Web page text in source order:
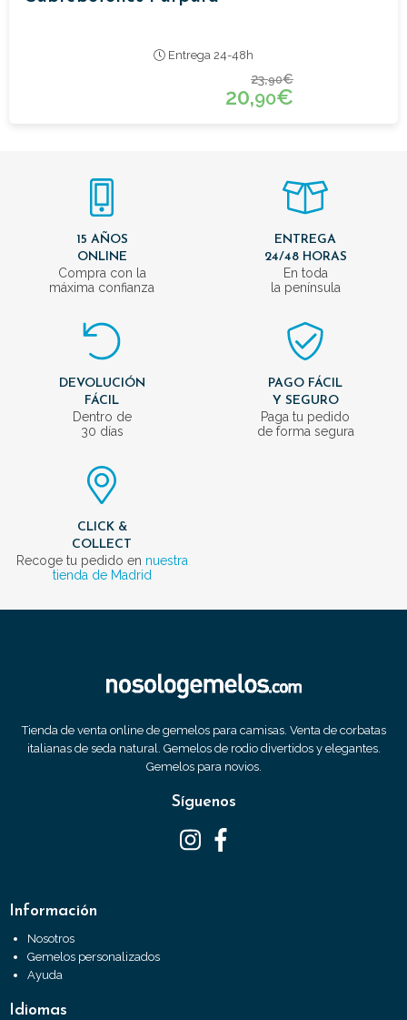
Entrega 24-48h
23,90€
20,90€
15 AÑOS
ONLINE
Compra con la
máxima confianza
ENTREGA
24/48 HORAS
En toda
la península
DEVOLUCIÓN
FÁCIL
Dentro de
30 días
PAGO FÁCIL
Y SEGURO
Paga tu pedido
de forma segura
CLICK &
COLLECT
Recoge tu pedido en nuestra
tienda de Madrid
Tienda de venta online de gemelos para camisas. Venta de corbatas
italianas de seda natural. Gemelos de rodio divertidos y elegantes.
Gemelos para novios.
Síguenos
Información
Nosotros
Gemelos personalizados
Ayuda
Idiomas